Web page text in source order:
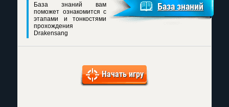
База знаний вам
поможет ознакомится с
этапами и тонкостями
прохождения
Drakensang
База знаний
Начать игру